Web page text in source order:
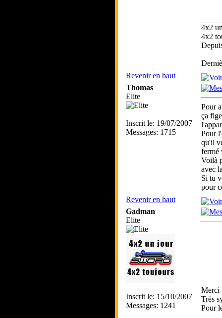
4x2
4x2
Revenir en haut
Thomas
Elite
Inscrit le: 19/07/2007
Messages: 1715
Pour
ça
Pour
qu'il
fermé
Voilà
avec
Si tu
pour
Revenir en haut
Gadman
Elite
Inscrit le: 15/10/2007
Messages: 1241
Merci
Très
Pour